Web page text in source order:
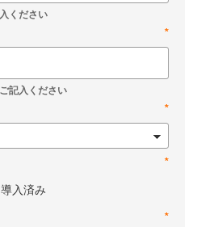
*
*
*
導入済み
*